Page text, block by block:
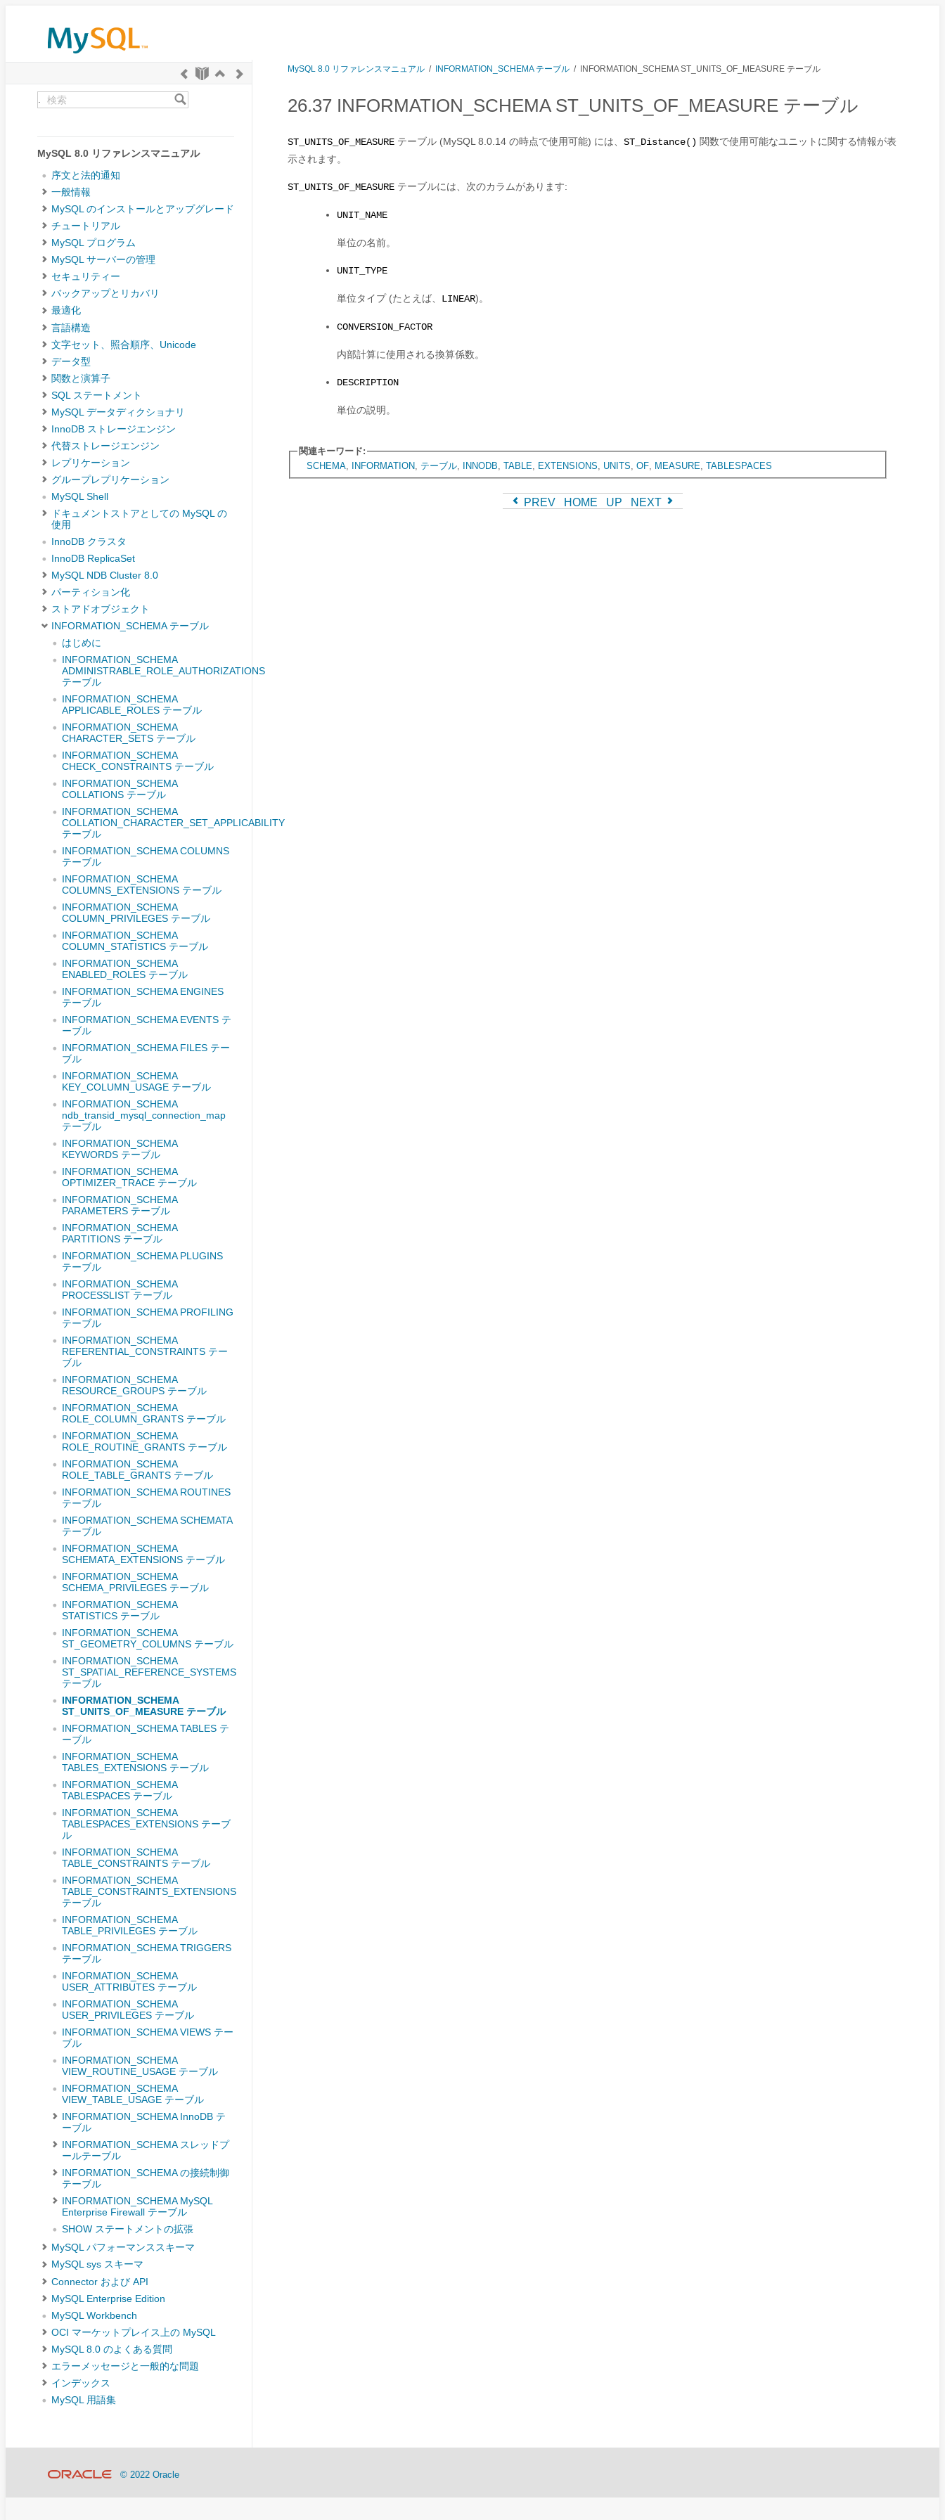
MySQL 8.0 リファレンスマニュアル
序文と法的通知
一般情報
MySQL のインストールとアップグレード
チュートリアル
MySQL プログラム
MySQL サーバーの管理
セキュリティー
バックアップとリカバリ
最適化
言語構造
文字セット、照合順序、Unicode
データ型
関数と演算子
SQL ステートメント
MySQL データディクショナリ
InnoDB ストレージエンジン
代替ストレージエンジン
レプリケーション
グループレプリケーション
MySQL Shell
ドキュメントストアとしての MySQL の
使用
InnoDB クラスタ
InnoDB ReplicaSet
MySQL NDB Cluster 8.0
パーティション化
ストアドオブジェクト
INFORMATION_SCHEMA テーブル
はじめに
INFORMATION_SCHEMA
ADMINISTRABLE_ROLE_AUTHORIZATIONS
テーブル
INFORMATION_SCHEMA
APPLICABLE_ROLES テーブル
INFORMATION_SCHEMA
CHARACTER_SETS テーブル
INFORMATION_SCHEMA
CHECK_CONSTRAINTS テーブル
INFORMATION_SCHEMA
COLLATIONS テーブル
INFORMATION_SCHEMA
COLLATION_CHARACTER_SET_APPLICABILITY
テーブル
INFORMATION_SCHEMA COLUMNS
テーブル
INFORMATION_SCHEMA
COLUMNS_EXTENSIONS テーブル
INFORMATION_SCHEMA
COLUMN_PRIVILEGES テーブル
INFORMATION_SCHEMA
COLUMN_STATISTICS テーブル
INFORMATION_SCHEMA
ENABLED_ROLES テーブル
INFORMATION_SCHEMA ENGINES
テーブル
INFORMATION_SCHEMA EVENTS テ
ーブル
INFORMATION_SCHEMA FILES テー
ブル
INFORMATION_SCHEMA
KEY_COLUMN_USAGE テーブル
INFORMATION_SCHEMA
ndb_transid_mysql_connection_map
テーブル
INFORMATION_SCHEMA
KEYWORDS テーブル
INFORMATION_SCHEMA
OPTIMIZER_TRACE テーブル
INFORMATION_SCHEMA
PARAMETERS テーブル
INFORMATION_SCHEMA
PARTITIONS テーブル
INFORMATION_SCHEMA PLUGINS
テーブル
INFORMATION_SCHEMA
PROCESSLIST テーブル
INFORMATION_SCHEMA PROFILING
テーブル
INFORMATION_SCHEMA
REFERENTIAL_CONSTRAINTS テー
ブル
INFORMATION_SCHEMA
RESOURCE_GROUPS テーブル
INFORMATION_SCHEMA
ROLE_COLUMN_GRANTS テーブル
INFORMATION_SCHEMA
ROLE_ROUTINE_GRANTS テーブル
INFORMATION_SCHEMA
ROLE_TABLE_GRANTS テーブル
INFORMATION_SCHEMA ROUTINES
テーブル
INFORMATION_SCHEMA SCHEMATA
テーブル
INFORMATION_SCHEMA
SCHEMATA_EXTENSIONS テーブル
INFORMATION_SCHEMA
SCHEMA_PRIVILEGES テーブル
INFORMATION_SCHEMA
STATISTICS テーブル
INFORMATION_SCHEMA
ST_GEOMETRY_COLUMNS テーブル
INFORMATION_SCHEMA
ST_SPATIAL_REFERENCE_SYSTEMS
テーブル
INFORMATION_SCHEMA
ST_UNITS_OF_MEASURE テーブル
INFORMATION_SCHEMA TABLES テ
ーブル
INFORMATION_SCHEMA
TABLES_EXTENSIONS テーブル
INFORMATION_SCHEMA
TABLESPACES テーブル
INFORMATION_SCHEMA
TABLESPACES_EXTENSIONS テーブ
ル
INFORMATION_SCHEMA
TABLE_CONSTRAINTS テーブル
INFORMATION_SCHEMA
TABLE_CONSTRAINTS_EXTENSIONS
テーブル
INFORMATION_SCHEMA
TABLE_PRIVILEGES テーブル
INFORMATION_SCHEMA TRIGGERS
テーブル
INFORMATION_SCHEMA
USER_ATTRIBUTES テーブル
INFORMATION_SCHEMA
USER_PRIVILEGES テーブル
INFORMATION_SCHEMA VIEWS テー
ブル
INFORMATION_SCHEMA
VIEW_ROUTINE_USAGE テーブル
INFORMATION_SCHEMA
VIEW_TABLE_USAGE テーブル
INFORMATION_SCHEMA InnoDB テ
ーブル
INFORMATION_SCHEMA スレッドプ
ールテーブル
INFORMATION_SCHEMA の接続制御
テーブル
INFORMATION_SCHEMA MySQL
Enterprise Firewall テーブル
SHOW ステートメントの拡張
MySQL パフォーマンススキーマ
MySQL sys スキーマ
Connector および API
MySQL Enterprise Edition
MySQL Workbench
OCI マーケットプレイス上の MySQL
MySQL 8.0 のよくある質問
エラーメッセージと一般的な問題
インデックス
MySQL 用語集
MySQL 8.0 リファレンスマニュアル / INFORMATION_SCHEMA テーブル / INFORMATION_SCHEMA ST_UNITS_OF_MEASURE テーブル
26.37 INFORMATION_SCHEMA ST_UNITS_OF_MEASURE テーブル
ST_UNITS_OF_MEASURE テーブル (MySQL 8.0.14 の時点で使用可能) には、 ST_Distance() 関数で使用可能なユニットに関する情報が表
示されます。
ST_UNITS_OF_MEASURE テーブルには、次のカラムがあります:
UNIT_NAME
単位の名前。
UNIT_TYPE
単位タイプ (たとえば、 LINEAR)。
CONVERSION_FACTOR
内部計算に使用される換算係数。
DESCRIPTION
単位の説明。
関連キーワード:
SCHEMA, INFORMATION, テーブル, INNODB TABLE EXTENSIONS UNITS OF, MEASURE TABLESPACES
PREV HOME UP NEXT
© 2022 Oracle